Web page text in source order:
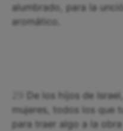
alumbrado, para la
aromático.
De los hijos de
mujeres, todos los que
para traer algo a la